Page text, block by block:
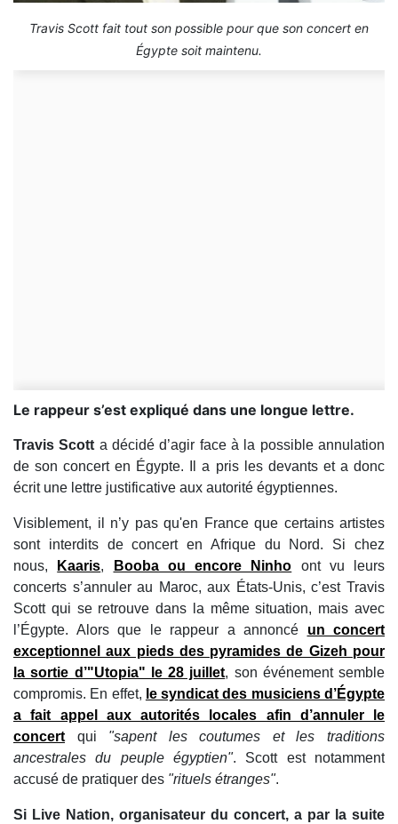
Travis Scott fait tout son possible pour que son concert en
Égypte soit maintenu.
Le rappeur s’est expliqué dans une longue lettre.
Travis Scott a décidé d’agir face à la possible annulation
de son concert en Égypte. Il a pris les devants et a donc
écrit une lettre justificative aux autorité égyptiennes.
Visiblement, il n’y pas qu'en France que certains artistes
sont interdits de concert en Afrique du Nord. Si chez
nous,
Kaaris, Booba ou encore Ninho ont vu leurs
concerts s’annuler au Maroc, aux États-Unis, c’est Travis
Scott qui se retrouve dans la même situation, mais avec
l’Égypte. Alors que le rappeur a annoncé un concert
exceptionnel aux pieds des pyramides de Gizeh pour
la sortie d’"Utopia" le 28 juillet, son événement semble
compromis. En effet, le syndicat des musiciens d’Égypte
a fait appel aux autorités locales afin d’annuler le
concert qui "sapent les coutumes et les traditions
ancestrales du peuple égyptien". Scott est notamment
accusé de pratiquer des "rituels étranges".
Si Live Nation, organisateur du concert, a par la suite